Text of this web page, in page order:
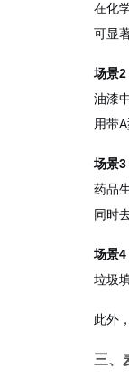
在化
可显
场景2
油漆
用带
场景3
药品
同时
场景4
垃圾
此外
三、